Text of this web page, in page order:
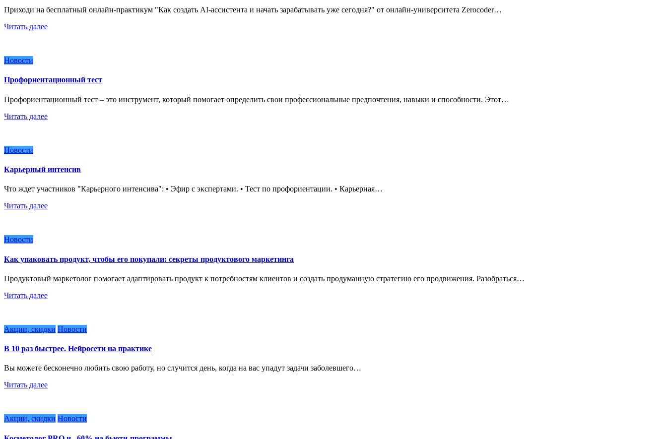
Приходи на бесплатный онлайн-практикум "Как создать AI-ассистента и начать зарабатывать уже сегодня?" от онлайн-университета Zerocoder…
Читать далее
Новости
Профориентационный тест
Профориентационный тест – это инструмент, который помогает определить свои профессиональные предпочтения, навыки и способности. Этот…
Читать далее
Новости
Карьерный интенсив
Что ждет участников "Карьерного интенсива": • Эфир с экспертами. • Тест по профориентации. • Карьерная…
Читать далее
Новости
Как упаковать продукт, чтобы его покупали: секреты продуктового маркетинга
Продуктовый маркетолог помогает адаптировать продукт к потребностям клиентов и создать продуманную стратегию его продвижения. Разобраться…
Читать далее
Акции, скидки Новости
В 10 раз быстрее. Нейросети на практике
Вы можете бесконечно любить свою работу, но случится день, когда на вас упадут задачи заболевшего…
Читать далее
Акции, скидки Новости